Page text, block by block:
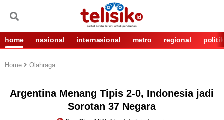
home nasional internasional metro regional politik
Home Olahraga
Argentina Menang Tipis 2-0, Indonesia jadi
Sorotan 37 Negara